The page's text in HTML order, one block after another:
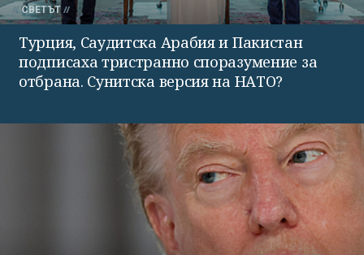
СВЕТЪТ
Турция, Саудитска Арабия и Пакистан
подписаха тристранно споразумение за
отбрана. Сунитска версия на НАТО?